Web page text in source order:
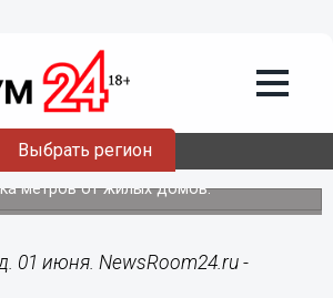
Выбрать регион
выступили против
заправки около ЖК
планируют разместить в
метров от жилых домов.
01 июня. NewsRoom24.ru -